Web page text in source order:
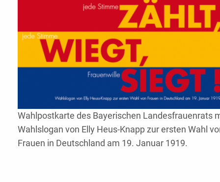
Wahlpostkarte des Bayerischen Landesfrauenrats
Wahlslogan von Elly Heus-Knapp zur ersten Wahl
Frauen in Deutschland am 19. Januar 1919.